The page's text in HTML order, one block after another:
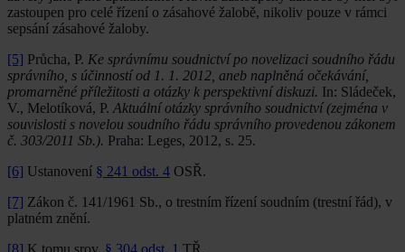
zastoupen pro celé řízení o zásahové žalobě, nikoliv pouze v rámci
sepsání zásahové žaloby.
[5] Průcha, P. Ke správnímu soudnictví po novelizaci soudního řádu
správního, s účinností od 1. 1. 2012, aneb naplněná očekávání,
promarněné příležitosti a otázky k perspektivní diskuzi. In: Sládeček,
V., Melotíková, P. Aktuální otázky správního soudnictví (zejména v
souvislosti s novelou soudního řádu správního provedenou zákonem
č. 303/2011 Sb.). Praha: Leges, 2012, s. 25.
[6] Ustanovení § 241 odst. 4 OSŘ.
[7] Zákon č. 141/1961 Sb., o trestním řízení soudním (trestní řád), v
platném znění.